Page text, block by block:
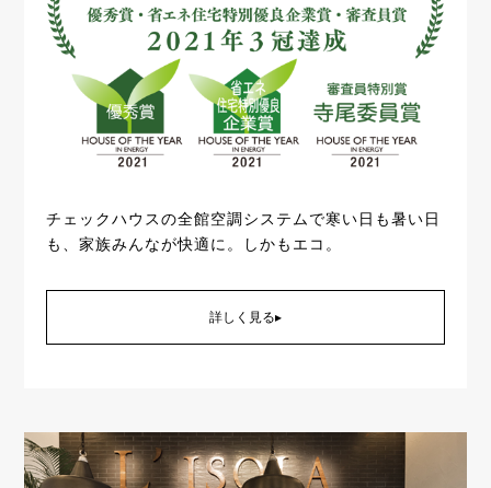
チェックハウスの全館空調システムで寒い日も暑い日
も、家族みんなが快適に。しかもエコ。
詳しく見る▸